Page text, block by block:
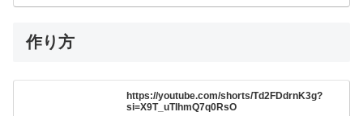
作り方
https://youtube.com/shorts/Td2FDdrnK3g?
si=X9T_uTIhmQ7q0RsO